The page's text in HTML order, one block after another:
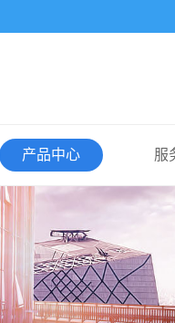
产品中心 服